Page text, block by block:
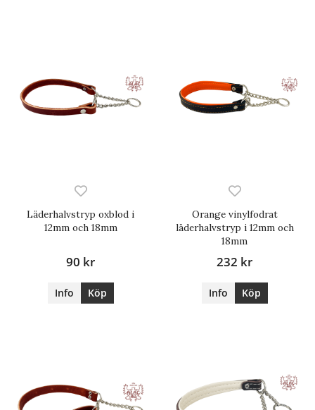
Läderhalvstryp oxblod i
12mm och 18mm
90 kr
Info Köp
Orange vinylfodrat
läderhalvstryp i 12mm och
18mm
232 kr
Info Köp